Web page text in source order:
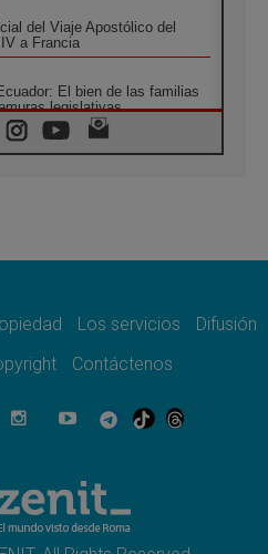
del Viaje Apostólico del
a Francia
El bien de las familias
legislativas
La paz comienza con la
Iglesia»
los coloquios en Roma en
y ataques en el sur del
81 años después.
Días Oración por la Paz"
Los servicios
Difusión
Contáctenos